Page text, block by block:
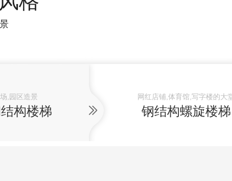
,园区造景
构楼梯
网红店铺,体育馆,写字楼的大
钢结构螺旋楼梯